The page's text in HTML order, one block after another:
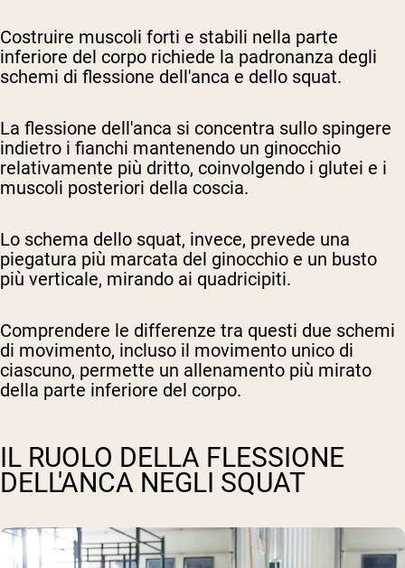
Costruire muscoli forti e stabili nella parte
inferiore del corpo richiede la padronanza degli
schemi di flessione dell'anca e dello squat.
La flessione dell'anca si concentra sullo spingere
indietro i fianchi mantenendo un ginocchio
relativamente più dritto, coinvolgendo i glutei e i
muscoli posteriori della coscia.
Lo schema dello squat, invece, prevede una
piegatura più marcata del ginocchio e un busto
più verticale, mirando ai quadricipiti.
Comprendere le differenze tra questi due schemi
di movimento, incluso il movimento unico di
ciascuno, permette un allenamento più mirato
della parte inferiore del corpo.
IL RUOLO DELLA FLESSIONE
DELL'ANCA NEGLI SQUAT